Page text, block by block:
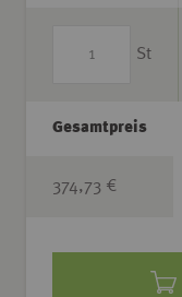
St
Gesamtpreis
374,73 €